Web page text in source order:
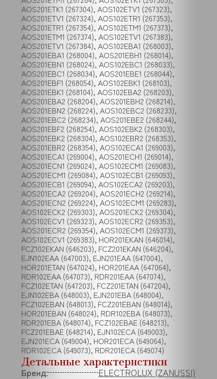
AOS201ETK1 (267304), AOS102ETV1 (267323),
AOS201ETV1 (267324), AOS102ETR1 (267353),
AOS201ETR1 (267354), AOS102ETM1 (267373),
AOS201ETM1 (267374), AOS102ETV1 (267383),
AOS201ETV1 (267384), AOS102EBA1 (268003),
AOS201EBA1 (268004), AOS201EBH1 (268014),
AOS201EBN1 (268024), AOS102EBC1 (268033),
AOS201EBC1 (268034), AOS201EBE1 (268044),
AOS201EBF1 (268054), AOS102EBK1 (268103),
AOS201EBK1 (268104), AOS102EBA2 (268203),
AOS201EBA2 (268204), AOS201EBH2 (268214),
AOS201EBN2 (268224), AOS102EBC2 (268233),
AOS201EBC2 (268234), AOS201EBE2 (268244),
AOS201EBF2 (268254), AOS102EBK2 (268303),
AOS201EBK2 (268304), AOS102EBR2 (268353),
AOS201EBR2 (268354), AOS102ECA1 (269003),
AOS201ECA1 (269004), AOS201ECH1 (269014),
AOS201ECN1 (269024), AOS102ECM1 (269083),
AOS201ECM1 (269084), AOS102ECB1 (269093),
AOS201ECB1 (269094), AOS102ECA2 (269203),
AOS201ECA2 (269204), AOS201ECH2 (269214),
AOS201ECN2 (269224), AOS102ECM1 (269283),
AOS102ECK2 (269303), AOS201ECK2 (269304),
AOS102ECV1 (269323), AOS102ECR2 (269353),
AOS201ECR2 (269354), AOS102ECM1 (269373),
AOS102ECV1 (269383), HOR201EKAN (646014),
FCZ102EKAN (646203), FCZ201EKAN (646204),
EJN102EAA (647003), EJN201EAA (647004),
HOR201ETAN (647024), HOR201EAA (647064),
RDR102EAA (647073), RDR201EAA (647074),
FCZ102ETAN (647203), FCZ201ETAN (647204),
EJN102EBA (648003), EJN201EBA (648004),
FCZ102EBAN (648013), FCZ201EBAN (648014),
HOR201EBAN (648024), RDR102EBA (648073),
RDR201EBA (648074), FCZ102EBAE (648213),
FCZ201EBAE (648214), EJN102ECA (649003),
EJN201ECA (649004), HOR201ECA (649064),
RDR102ECA (649073), RDR201ECA (649074)
Детальные характеристики
Бренд:
ELECTROLUX (ZANUSSI)